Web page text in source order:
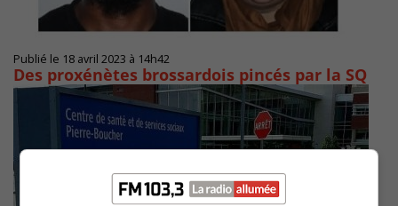
Publié le 18 avril 2023 à 14h42
Des proxénètes brossardois pincés par la SQ